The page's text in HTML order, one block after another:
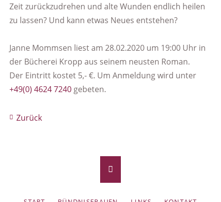
Zeit zurückzudrehen und alte Wunden endlich heilen
zu lassen? Und kann etwas Neues entstehen?
Janne Mommsen liest am 28.02.2020 um 19:00 Uhr in
der Bücherei Kropp aus seinem neusten Roman.
Der Eintritt kostet 5,- €. Um Anmeldung wird unter
+49(0) 4624 7240gebeten.
Zurück
NAVIGATION